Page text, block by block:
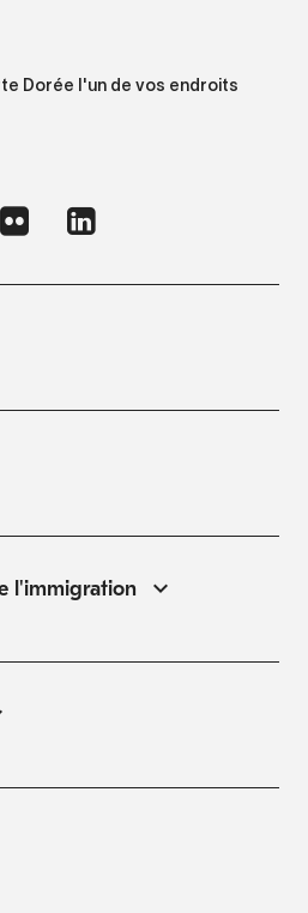
Dorée l'un de vos endroits
l'immigration